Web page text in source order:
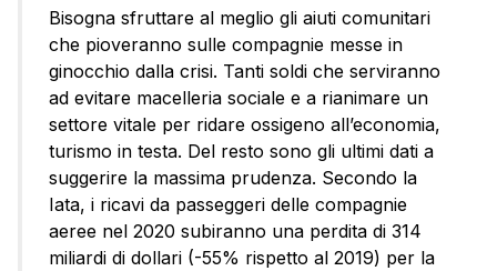
Bisogna sfruttare al meglio gli aiuti comunitari
che pioveranno sulle compagnie messe in
ginocchio dalla crisi. Tanti soldi che serviranno
ad evitare macelleria sociale e a rianimare un
settore vitale per ridare ossigeno all’economia,
turismo in testa. Del resto sono gli ultimi dati a
suggerire la massima prudenza. Secondo la
Iata, i ricavi da passeggeri delle compagnie
aeree nel 2020 subiranno una perdita di 314
miliardi di dollari (-55% rispetto al 2019) per la